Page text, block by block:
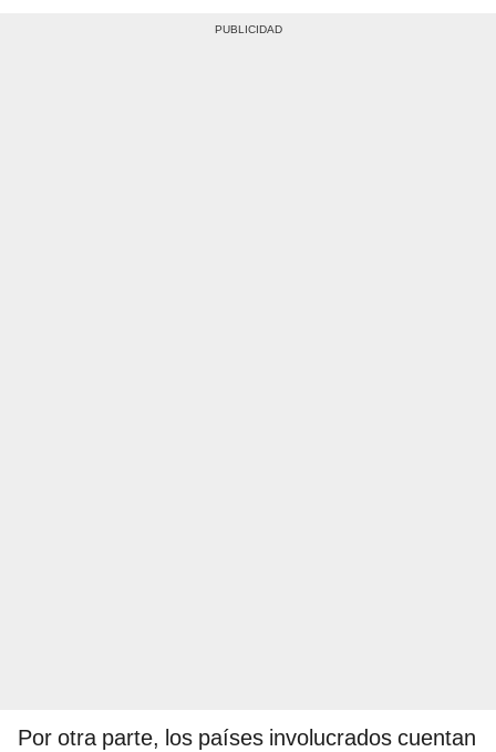
Por otra parte, los países involucrados cuentan